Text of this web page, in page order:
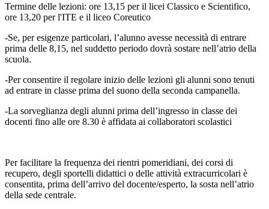
Termine delle lezioni: ore 13,15 per il licei Classico e Scientifico,
ore 13,20 per l'ITE e il liceo Coreutico
-Se, per esigenze particolari, l’alunno avesse necessità di entrare
prima delle 8,15, nel suddetto periodo dovrà sostare nell’atrio della
scuola.
-Per consentire il regolare inizio delle lezioni gli alunni sono tenuti
ad entrare in classe prima del suono della seconda campanella.
-La sorveglianza degli alunni prima dell’ingresso in classe dei
docenti fino alle ore 8.30 è affidata ai collaboratori scolastici
Per facilitare la frequenza dei rientri pomeridiani, dei corsi di
recupero, degli sportelli didattici o delle attività extracurricolari è
consentita, prima dell’arrivo del docente/esperto, la sosta nell’atrio
della sede centrale.